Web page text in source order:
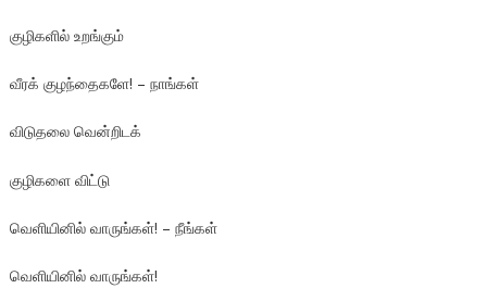
குழிகளில் உறங்கும்
வீரக் குழந்தைகளே! – நாங்கள்
விடுதலை வென்றிடக்
குழிகளை விட்டு
வெளியினில் வாருங்கள்! – நீங்கள்
வெளியினில் வாருங்கள்!